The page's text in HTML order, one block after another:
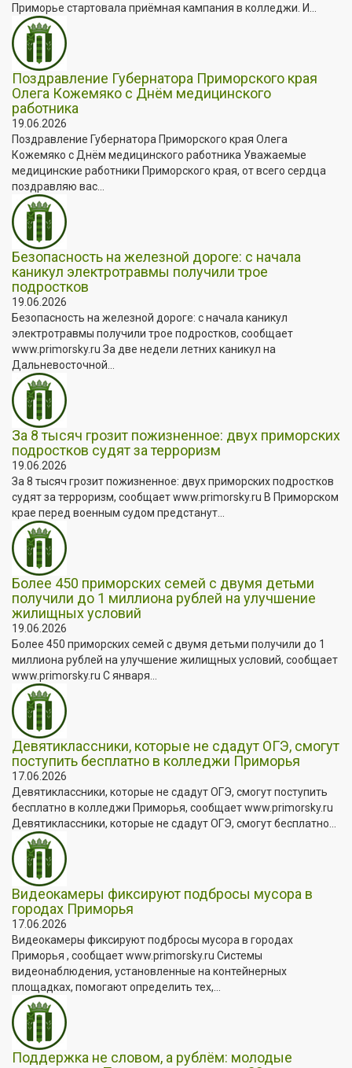
Приморье стартовала приёмная кампания в колледжи. И...
Поздравление Губернатора Приморского края
Олега Кожемяко с Днём медицинского
работника
19.06.2026
Поздравление Губернатора Приморского края Олега
Кожемяко с Днём медицинского работника Уважаемые
медицинские работники Приморского края, от всего сердца
поздравляю вас...
Безопасность на железной дороге: с начала
каникул электротравмы получили трое
подростков
19.06.2026
Безопасность на железной дороге: с начала каникул
электротравмы получили трое подростков, сообщает
www.primorsky.ru За две недели летних каникул на
Дальневосточной...
За 8 тысяч грозит пожизненное: двух приморских
подростков судят за терроризм
19.06.2026
За 8 тысяч грозит пожизненное: двух приморских подростков
судят за терроризм, сообщает www.primorsky.ru В Приморском
крае перед военным судом предстанут...
Более 450 приморских семей с двумя детьми
получили до 1 миллиона рублей на улучшение
жилищных условий
19.06.2026
Более 450 приморских семей с двумя детьми получили до 1
миллиона рублей на улучшение жилищных условий, сообщает
www.primorsky.ru С января...
Девятиклассники, которые не сдадут ОГЭ, смогут
поступить бесплатно в колледжи Приморья
17.06.2026
Девятиклассники, которые не сдадут ОГЭ, смогут поступить
бесплатно в колледжи Приморья, сообщает www.primorsky.ru
Девятиклассники, которые не сдадут ОГЭ, смогут бесплатно...
Видеокамеры фиксируют подбросы мусора в
городах Приморья
17.06.2026
Видеокамеры фиксируют подбросы мусора в городах
Приморья , сообщает www.primorsky.ru Системы
видеонаблюдения, установленные на контейнерных
площадках, помогают определить тех,...
Поддержка не словом, а рублём: молодые